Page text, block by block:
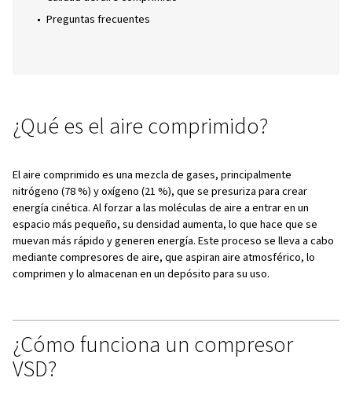
Índice
Introducción
¿Qué es el aire comprimido?
¿Cómo funciona un compresor VSD?
¿Qué contiene el aire comprimido?
Ventajas del aire comprimido frente a la
Usos de aire comprimido
Mantenimiento de los sistemas de aire